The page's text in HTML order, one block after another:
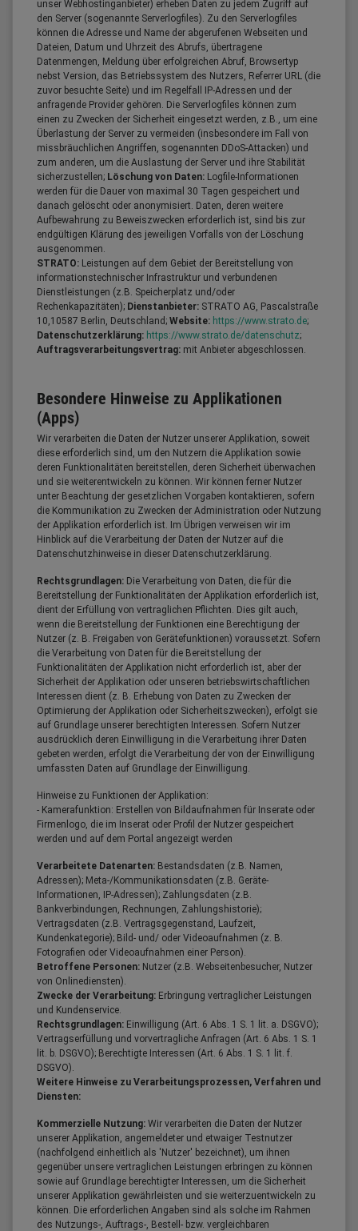
unser Webhostinganbieter) erheben Daten zu jedem Zugriff auf
den Server (sogenannte Serverlogfiles). Zu den Serverlogfiles
können die Adresse und Name der abgerufenen Webseiten und
Dateien, Datum und Uhrzeit des Abrufs, übertragene
Datenmengen, Meldung über erfolgreichen Abruf, Browsertyp
nebst Version, das Betriebssystem des Nutzers, Referrer URL (die
zuvor besuchte Seite) und im Regelfall IP-Adressen und der
anfragende Provider gehören. Die Serverlogfiles können zum
einen zu Zwecken der Sicherheit eingesetzt werden, z.B., um eine
Überlastung der Server zu vermeiden (insbesondere im Fall von
missbräuchlichen Angriffen, sogenannten DDoS-Attacken) und
zum anderen, um die Auslastung der Server und ihre Stabilität
sicherzustellen; Löschung von Daten: Logfile-Informationen
werden für die Dauer von maximal 30 Tagen gespeichert und
danach gelöscht oder anonymisiert. Daten, deren weitere
Aufbewahrung zu Beweiszwecken erforderlich ist, sind bis zur
endgültigen Klärung des jeweiligen Vorfalls von der Löschung
ausgenommen.
STRATO: Leistungen auf dem Gebiet der Bereitstellung von
informationstechnischer Infrastruktur und verbundenen
Dienstleistungen (z.B. Speicherplatz und/oder
Rechenkapazitäten); Dienstanbieter: STRATO AG, Pascalstraße
10,10587 Berlin, Deutschland; Website: https://www.strato.de;
Datenschutzerklärung: https://www.strato.de/datenschutz;
Auftragsverarbeitungsvertrag: mit Anbieter abgeschlossen.
Besondere Hinweise zu Applikationen
(Apps)
Wir verarbeiten die Daten der Nutzer unserer Applikation, soweit
diese erforderlich sind, um den Nutzern die Applikation sowie
deren Funktionalitäten bereitstellen, deren Sicherheit überwachen
und sie weiterentwickeln zu können. Wir können ferner Nutzer
unter Beachtung der gesetzlichen Vorgaben kontaktieren, sofern
die Kommunikation zu Zwecken der Administration oder Nutzung
der Applikation erforderlich ist. Im Übrigen verweisen wir im
Hinblick auf die Verarbeitung der Daten der Nutzer auf die
Datenschutzhinweise in dieser Datenschutzerklärung.
Rechtsgrundlagen: Die Verarbeitung von Daten, die für die
Bereitstellung der Funktionalitäten der Applikation erforderlich ist,
dient der Erfüllung von vertraglichen Pflichten. Dies gilt auch,
wenn die Bereitstellung der Funktionen eine Berechtigung der
Nutzer (z. B. Freigaben von Gerätefunktionen) voraussetzt. Sofern
die Verarbeitung von Daten für die Bereitstellung der
Funktionalitäten der Applikation nicht erforderlich ist, aber der
Sicherheit der Applikation oder unseren betriebswirtschaftlichen
Interessen dient (z. B. Erhebung von Daten zu Zwecken der
Optimierung der Applikation oder Sicherheitszwecken), erfolgt sie
auf Grundlage unserer berechtigten Interessen. Sofern Nutzer
ausdrücklich deren Einwilligung in die Verarbeitung ihrer Daten
gebeten werden, erfolgt die Verarbeitung der von der Einwilligung
umfassten Daten auf Grundlage der Einwilligung.
Hinweise zu Funktionen der Applikation:
- Kamerafunktion: Erstellen von Bildaufnahmen für Inserate oder
Firmenlogo, die im Inserat oder Profil der Nutzer gespeichert
werden und auf dem Portal angezeigt werden
Verarbeitete Datenarten: Bestandsdaten (z.B. Namen,
Adressen); Meta-/Kommunikationsdaten (z.B. Geräte-
Informationen, IP-Adressen); Zahlungsdaten (z.B.
Bankverbindungen, Rechnungen, Zahlungshistorie);
Vertragsdaten (z.B. Vertragsgegenstand, Laufzeit,
Kundenkategorie); Bild- und/ oder Videoaufnahmen (z. B.
Fotografien oder Videoaufnahmen einer Person).
Betroffene Personen: Nutzer (z.B. Webseitenbesucher, Nutzer
von Onlinediensten).
Zwecke der Verarbeitung: Erbringung vertraglicher Leistungen
und Kundenservice.
Rechtsgrundlagen: Einwilligung (Art. 6 Abs. 1 S. 1 lit. a. DSGVO);
Vertragserfüllung und vorvertragliche Anfragen (Art. 6 Abs. 1 S. 1
lit. b. DSGVO); Berechtigte Interessen (Art. 6 Abs. 1 S. 1 lit. f.
DSGVO).
Weitere Hinweise zu Verarbeitungsprozessen, Verfahren und
Diensten:
Kommerzielle Nutzung: Wir verarbeiten die Daten der Nutzer
unserer Applikation, angemeldeter und etwaiger Testnutzer
(nachfolgend einheitlich als 'Nutzer' bezeichnet), um ihnen
gegenüber unsere vertraglichen Leistungen erbringen zu können
sowie auf Grundlage berechtigter Interessen, um die Sicherheit
unserer Applikation gewährleisten und sie weiterzuentwickeln zu
können. Die erforderlichen Angaben sind als solche im Rahmen
des Nutzungs-, Auftrags-, Bestell- bzw. vergleichbaren